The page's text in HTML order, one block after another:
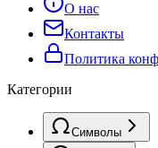
О нас
Контакты
Политика
Категории
Символы